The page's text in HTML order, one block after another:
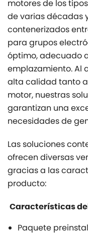
motores de los
de varias décadas
contenerizados
para grupos
óptimo, adecuado
emplazamiento. Al
alta calidad tanto
motor, nuestras
garantizan una
necesidades de
Las soluciones
ofrecen diversas
gracias a las
producto:
Características
Paquete